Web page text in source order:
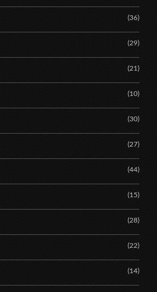
(36)
(29)
(21)
(10)
(30)
(27)
(44)
(15)
(28)
(22)
(14)